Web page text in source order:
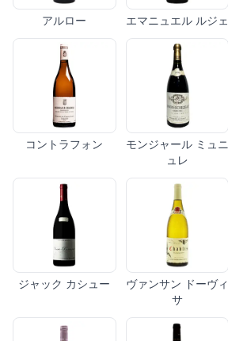
アルロー エマニュエル ルジェ
コントラフォン
モンジャール ミュニ
ュレ
ジャック カシュー
ヴァンサン ドーヴィ
サ